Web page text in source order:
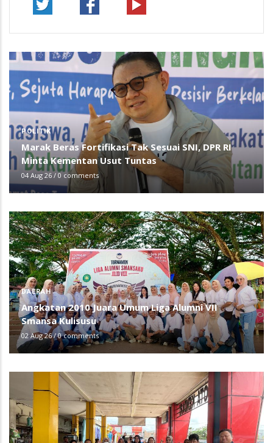
POLITIK
Marak Beras Fortifikasi Tak Sesuai SNI, DPR RI
Minta Kementan Usut Tuntas
04 Aug 26 / 0 comments
DAERAH
Angkatan 2010 Juara Umum Liga Alumni VII
Smansa Kulisusu
02 Aug 26/0 comments